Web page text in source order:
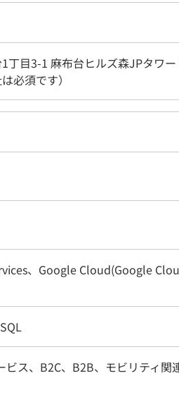
丁目3-1 麻布台ヒルズ森JPタワー
必須です）
、Google Cloud(Google
ビス、B2C、B2B、モビリティ関